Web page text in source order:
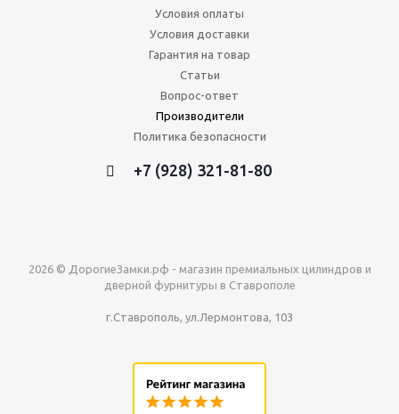
Условия оплаты
Условия доставки
Гарантия на товар
Статьи
Вопрос-ответ
Производители
Политика безопасности
+7 (928) 321-81-80
2026 © ДорогиеЗамки.рф - магазин премиальных цилиндров и
дверной фурнитуры в Ставрополе
г.Ставрополь, ул.Лермонтова, 103